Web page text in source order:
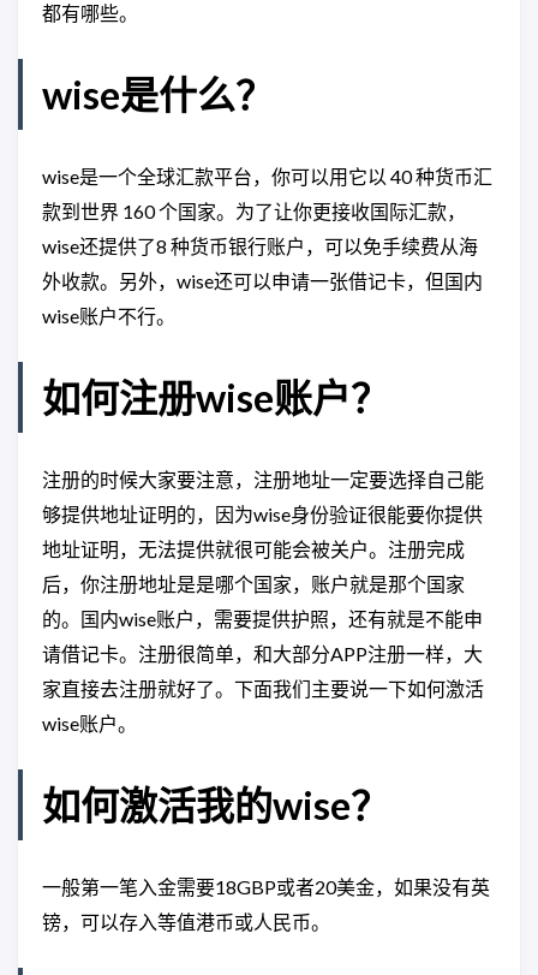
都有哪些。
wise是什么？
wise是一个全球汇款平台，你可以用它以 40 种货币汇
款到世界 160 个国家。为了让你更接收国际汇款，
wise还提供了8 种货币银行账户，可以免手续费从海
外收款。另外，wise还可以申请一张借记卡，但国内
wise账户不行。
如何注册wise账户？
注册的时候大家要注意，注册地址一定要选择自己能
够提供地址证明的，因为wise身份验证很能要你提供
地址证明，无法提供就很可能会被关户。注册完成
后，你注册地址是是哪个国家，账户就是那个国家
的。国内wise账户，需要提供护照，还有就是不能申
请借记卡。注册很简单，和大部分APP注册一样，大
家直接去注册就好了。下面我们主要说一下如何激活
wise账户。
如何激活我的wise？
一般第一笔入金需要18GBP或者20美金，如果没有英
镑，可以存入等值港币或人民币。